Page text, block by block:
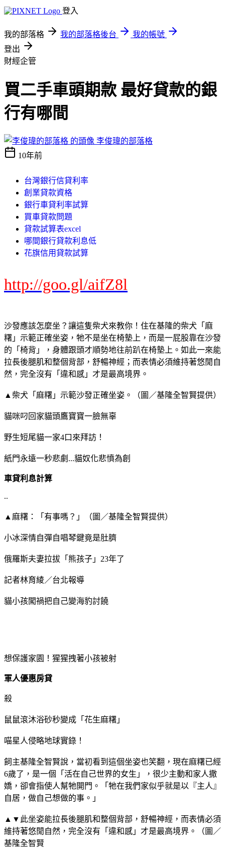
登入
我的部落格 我的部落格後台
我的帳號
登出
財經企管
買二手車頭期款 最好貸款的銀
行有哪間
李俊瑋的部落格
10年前
台灣銀行信貸利率
創業貸款資格
銀行車貸利率試算
買車貸款問題
貸款試算表excel
哪間銀行貸款利息低
花旗信用貸款試算
http://goo.gl/aifZ8l
沙發應該怎麼坐？讓這隻柴犬來教你！住在基隆的柴犬「麻
糬」示範正確坐姿，牠不是坐在椅墊上，而是一屁股靠在沙發
的「椅背」，身體跟頭才順勢地往前趴在椅墊上。如此一來能
拉長後腿肌和整個背部，舒暢神經；而表情必須維持著悠閒自
然，完全沒有「違和感」才是最高境界。
▲柴犬「麻糬」示範沙發正確坐姿。（圖／基隆全智賢提供）
貓咪叼回家貓頭鷹寶寶一臉無辜
野生短尾貓一家4口來拜訪！
紙門永遠一秒悲劇...貓奴化悲憤為創
車貸利息計算
..
▲麻糬：「有事嗎？」（圖／基隆全智賢提供）
小冰深情自彈自唱琴鍵竟是肚臍
俄羅斯夫妻拉拔「熊孩子」23年了
記者林育綾／台北報導
貓小孩闖禍把自己變海豹討饒
想保護家園！猩猩拽著小孩被射
軍人優惠房貸
殺
鼠鼠滾沐浴砂秒變成「花生麻糬」
喵星人侵略地球實錄！
飼主基隆全智賢說，當初看到這個坐姿也笑翻，現在麻糬已經
6歲了，是一個「活在自己世界的女生」，很少主動和家人撒
嬌，卻會指使人幫牠開門。「牠在我們家似乎就是以『主人』
自居，做自己想做的事。」
▲▼此坐姿能拉長後腿肌和整個背部，舒暢神經，而表情必須
維持著悠閒自然，完全沒有「違和感」才是最高境界。（圖／
基隆全智賢